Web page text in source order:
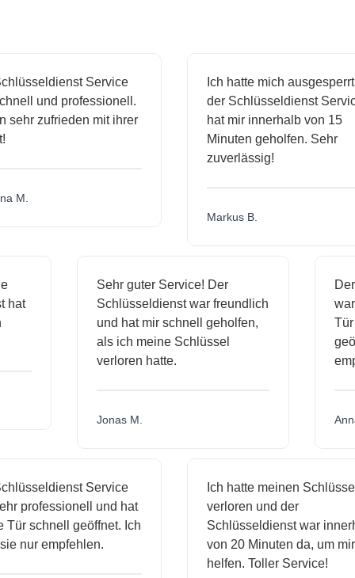
Service
und professionell.
zufrieden mit ihrer
M.
Ich hatte mich ausgesperrt
der Schlüsseldienst Service
hat mir innerhalb von 15
Minuten geholfen. Sehr
zuverlässig!
Markus B.
hat
Sehr guter Service! Der
Schlüsseldienst war freundlich
und hat mir schnell geholfen,
als ich meine Schlüssel
verloren hatte.
Jonas M.
Service
professionell und hat
schnell geöffnet. Ich
nur empfehlen.
Ich hatte meinen Schlüssel
verloren und der
Schlüsseldienst war
von 20 Minuten da, um mir
helfen. Toller Service!